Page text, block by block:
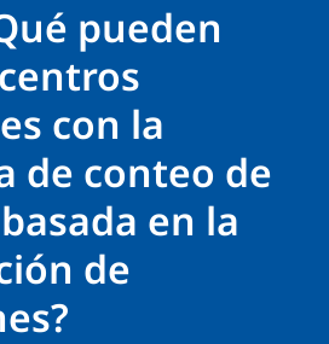
pueden
con la
de conteo de
en la
de